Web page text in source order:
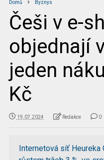
Domů Byznys
Češi v e-
objednají
jeden
Kč
19.07.2024 Redakce 0
Internetová síť